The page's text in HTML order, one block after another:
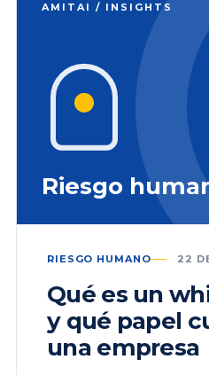
AMITAI / INSIGHTS
Riesgo
RIESGO HUMANO 22
Qué es un
y qué papel
una empresa